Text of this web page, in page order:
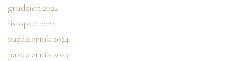
grudzień 2024
listopad 2024
październik 2024
październik 2023